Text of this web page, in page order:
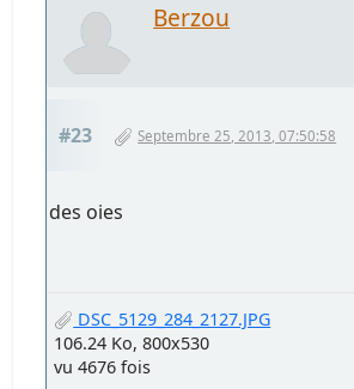
Berzou
#23 Septembre 25, 2013, 07:50:58
des oies
DSC_5129_284_2127.JPG
106.24 Ko, 800x530
vu 4676 fois